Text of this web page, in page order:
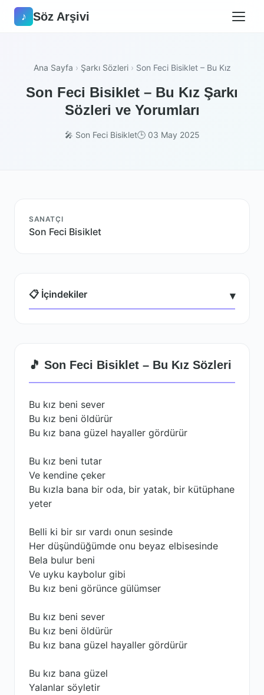
♪ Söz Arşivi
Ana Sayfa › Şarkı Sözleri › Son Feci Bisiklet – Bu Kız
Son Feci Bisiklet – Bu Kız Şarkı
Sözleri ve Yorumları
🎤 Son Feci Bisiklet🕒 03 May 2025
SANATÇI
Son Feci Bisiklet
📋 İçindekiler ▾
🎵 Son Feci Bisiklet – Bu Kız Sözleri
Bu kız beni sever
Bu kız beni öldürür
Bu kız bana güzel hayaller gördürür
Bu kız beni tutar
Ve kendine çeker
Bu kızla bana bir oda, bir yatak, bir kütüphane
yeter
Belli ki bir sır vardı onun sesinde
Her düşündüğümde onu beyaz elbisesinde
Bela bulur beni
Ve uyku kaybolur gibi
Bu kız beni görünce gülümser
Bu kız beni sever
Bu kız beni öldürür
Bu kız bana güzel hayaller gördürür
Bu kız bana güzel
Yalanlar söyletir